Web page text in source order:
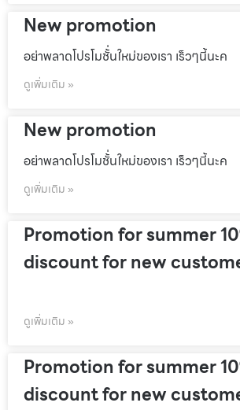
New promotion
อย่าพลาดโปรโมชั้่นใหม่ของเรา เร็วๆนี้นะค
ดูเพิ่มเติม »
New promotion
อย่าพลาดโปรโมชั้่นใหม่ของเรา เร็วๆนี้นะค
ดูเพิ่มเติม »
Promotion for summer
discount for new
ดูเพิ่มเติม »
Promotion for summer
discount for new